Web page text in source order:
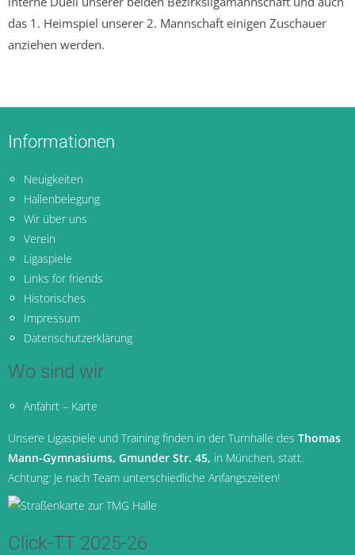
das 1. Heimspiel unserer 2. Mannschaft einigen Zuschauer
anziehen werden.
Informationen
Neuigkeiten
Hallenbelegung
Wir über uns
Verein
Ligaspiele
Links for friends
Historisches
Impressum
Datenschutzerklärung
Wo sind wir
Anfahrt – Karte
Unsere Ligaspiele und Training finden in der Turnhalle des Thomas
Mann-Gymnasiums, Gmunder Str. 45, in München, statt.
Achtung: Je nach Team unterschiedliche Anfangszeiten!
Click-TT 2025-26